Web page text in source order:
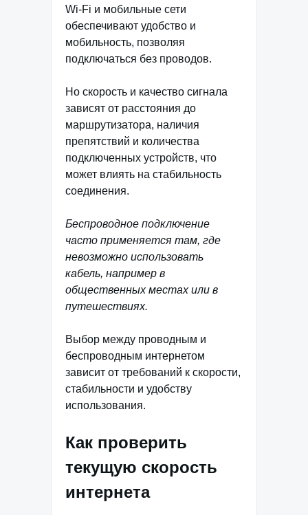
Wi-Fi и мобильные сети
обеспечивают удобство и
мобильность, позволяя
подключаться без проводов.
Но скорость и качество сигнала
зависят от расстояния до
маршрутизатора, наличия
препятствий и количества
подключенных устройств, что
может влиять на стабильность
соединения.
Беспроводное подключение
часто применяется там, где
невозможно использовать
кабель, например в
общественных местах или в
путешествиях.
Выбор между проводным и
беспроводным интернетом
зависит от требований к скорости,
стабильности и удобству
использования.
Как проверить
текущую скорость
интернета